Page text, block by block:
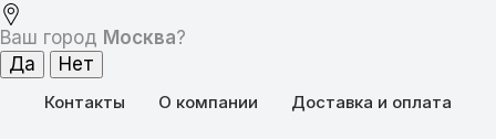
Ваш город Москва?
Контакты О компании Доставка и оплата